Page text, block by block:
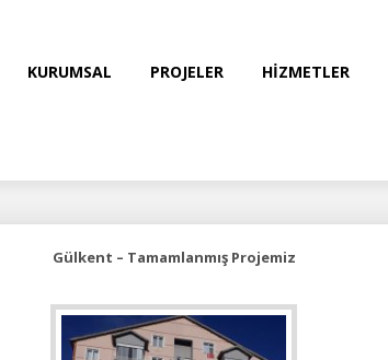
KURUMSAL PROJELER HİZMETLER
Gülkent – Tamamlanmış Projemiz